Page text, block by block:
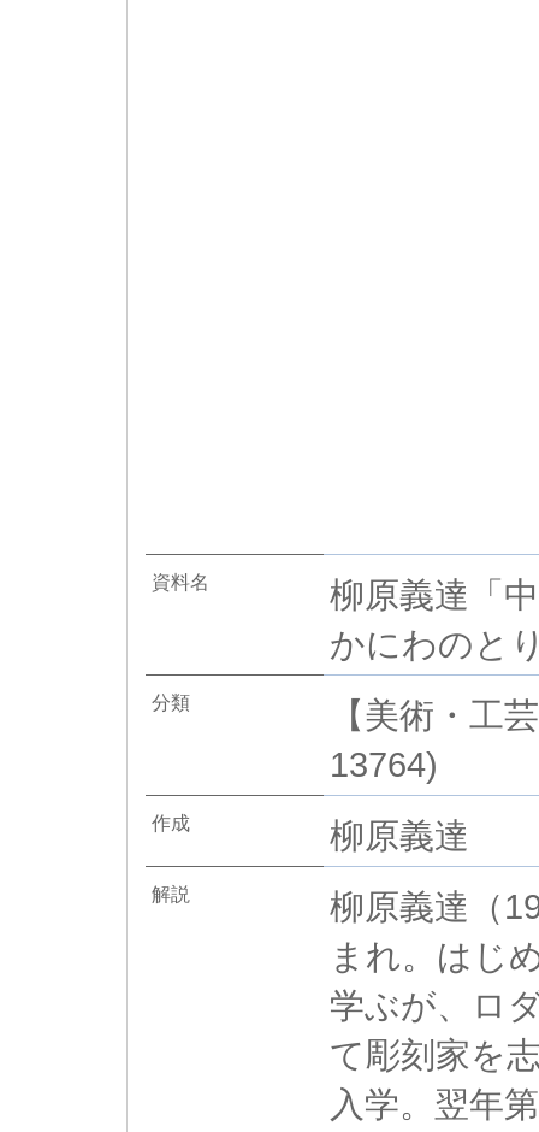
資料名
柳原義達「
かにわのと
分類
【美術・工
13764)
作成 柳原義達
解説
柳原義達（
まれ。はじ
学ぶが、ロ
て彫刻家を
入学。翌年